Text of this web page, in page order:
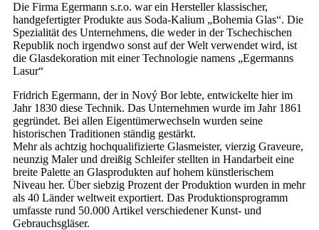
Die Firma Egermann s.r.o. war ein Hersteller klassischer,
handgefertigter Produkte aus Soda-Kalium „Bohemia Glas“. Die
Spezialität des Unternehmens, die weder in der Tschechischen
Republik noch irgendwo sonst auf der Welt verwendet wird, ist
die Glasdekoration mit einer Technologie namens „Egermanns
Lasur“
Fridrich Egermann, der in Nový Bor lebte, entwickelte hier im
Jahr 1830 diese Technik. Das Unternehmen wurde im Jahr 1861
gegründet. Bei allen Eigentümerwechseln wurden seine
historischen Traditionen ständig gestärkt.
Mehr als achtzig hochqualifizierte Glasmeister, vierzig Graveure,
neunzig Maler und dreißig Schleifer stellten in Handarbeit eine
breite Palette an Glasprodukten auf hohem künstlerischem
Niveau her. Über siebzig Prozent der Produktion wurden in mehr
als 40 Länder weltweit exportiert. Das Produktionsprogramm
umfasste rund 50.000 Artikel verschiedener Kunst- und
Gebrauchsgläser.